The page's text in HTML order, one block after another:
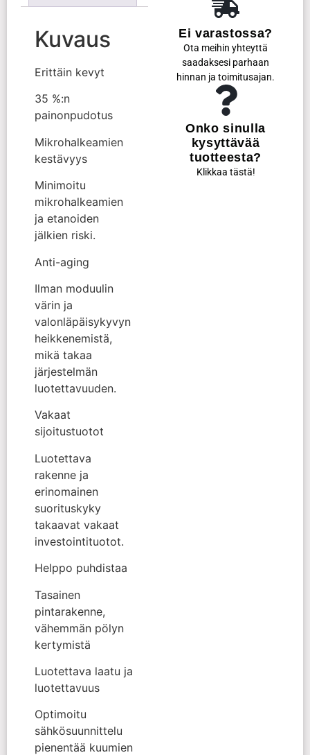
Kuvaus
Erittäin kevyt
35 %:n
painonpudotus
Mikrohalkeamien
kestävyys
Minimoitu
mikrohalkeamien
ja etanoiden
jälkien riski.
Anti-aging
Ilman moduulin
värin ja
valonläpäisykyvyn
heikkenemistä,
mikä takaa
järjestelmän
luotettavuuden.
Vakaat
sijoitustuotot
Luotettava
rakenne ja
erinomainen
suorituskyky
takaavat vakaat
investointituotot.
Helppo puhdistaa
Tasainen
pintarakenne,
vähemmän pölyn
kertymistä
Luotettava laatu ja
luotettavuus
Optimoitu
sähkösuunnittelu
pienentää kuumien
Ei varastossa?
Ota meihin yhteyttä
saadaksesi parhaan
hinnan ja toimitusajan.
Onko sinulla
kysyttävää
tuotteesta?
Klikkaa tästä!